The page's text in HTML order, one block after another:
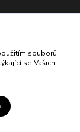
souborů
se Vašich